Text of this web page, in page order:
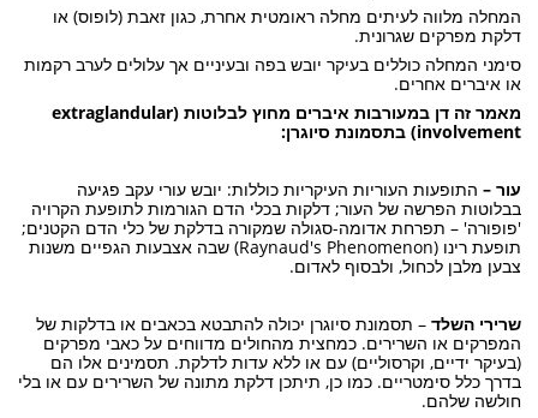
המחלה מלווה לעיתים מחלה ראומטית אחרת, כגון זאבת (לופוס) או
דלקת מפרקים שגרונית.
סימני המחלה כוללים בעיקר יובש בפה ובעיניים אך עלולים לערב רקמות
או איברים אחרים.
מאמר זה דן במעורבות איברים מחוץ לבלוטות (extraglandular
involvement) בתסמונת סיוגרן:
עור – התופעות העוריות העיקריות כוללות: יובש עורי עקב פגיעה
בבלוטות הפרשה של העור; דלקות בכלי הדם הגורמות לתופעת הקרויה
'פופורה' – תפרחת אדומה-סגולה שמקורה בדלקת של כלי הדם הקטנים;
תופעת רינו (Raynaud's Phenomenon) שבה אצבעות הגפיים משנות
צבען מלבן לכחול, ולבסוף לאדום.
שרירי השלד – תסמונת סיוגרן יכולה להתבטא בכאבים או בדלקות של
המפרקים או השרירים. כמחצית מהחולים מדווחים על כאבי מפרקים
(בעיקר ידיים, וקרסוליים) עם או ללא עדות לדלקת. תסמינים אלו הם
בדרך כלל סימטריים. כמו כן, תיתכן דלקת מתונה של השרירים עם או בלי
חולשה שלהם.